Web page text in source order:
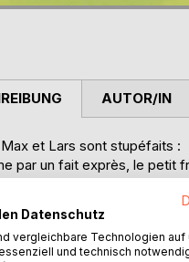
et Lars sont stupéfaits :
par un fait exprès, le petit
?
on ferait finalement des
AUTOR/IN
Datenschutz
vergleichbare Technologien auf
und technisch